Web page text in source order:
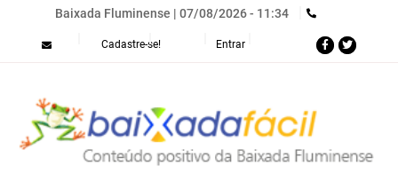
Baixada Fluminense | 07/08/2026 - 11:34
Menu
de
usuário
Cadastre-se! Entrar